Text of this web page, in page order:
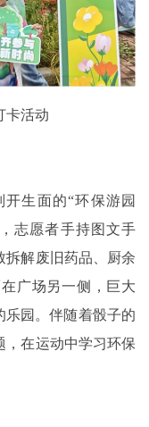
卡活动
生面的“环保游园
志愿者手持图文手
拆解废旧药品、厨余
广场另一侧，巨大
乐园。伴随着骰子的
，在运动中学习环保